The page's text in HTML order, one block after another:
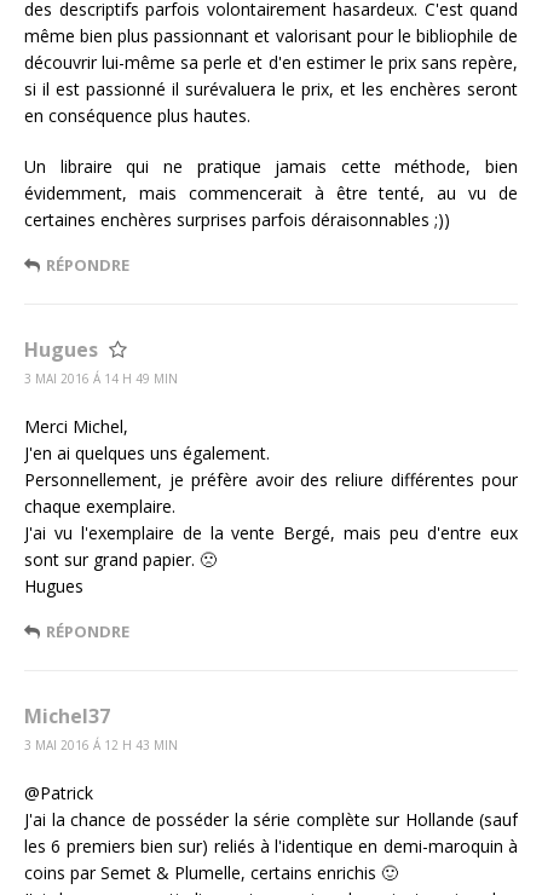
des descriptifs parfois volontairement hasardeux. C'est quand
même bien plus passionnant et valorisant pour le bibliophile de
découvrir lui-même sa perle et d'en estimer le prix sans repère,
si il est passionné il surévaluera le prix, et les enchères seront
en conséquence plus hautes.
Un libraire qui ne pratique jamais cette méthode, bien
évidemment, mais commencerait à être tenté, au vu de
certaines enchères surprises parfois déraisonnables ;))
RÉPONDRE
Hugues
3 MAI 2016 Á 14 H 49 MIN
Merci Michel,
J'en ai quelques uns également.
Personnellement, je préfère avoir des reliure différentes pour
chaque exemplaire.
J'ai vu l'exemplaire de la vente Bergé, mais peu d'entre eux
sont sur grand papier. 🙁
Hugues
RÉPONDRE
Michel37
3 MAI 2016 Á 12 H 43 MIN
@Patrick
J'ai la chance de posséder la série complète sur Hollande (sauf
les 6 premiers bien sur) reliés à l'identique en demi-maroquin à
coins par Semet & Plumelle, certains enrichis 🙂